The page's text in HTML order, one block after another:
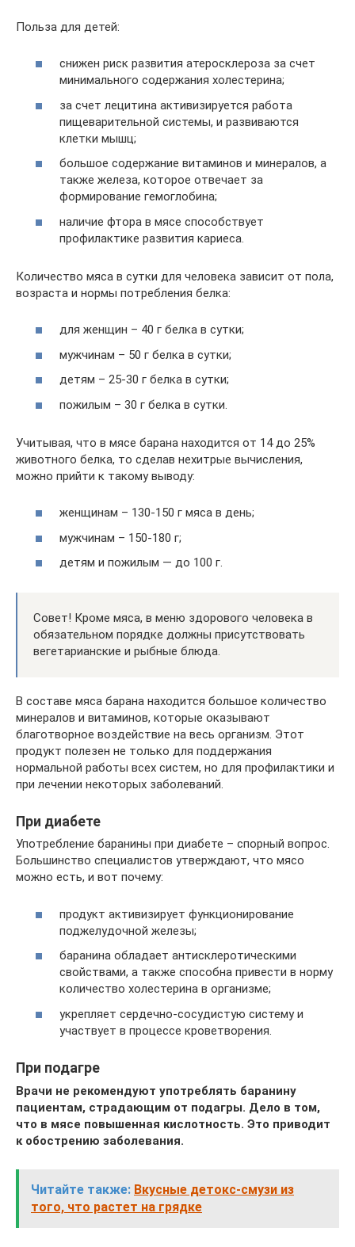
Польза для детей:
снижен риск развития атеросклероза за счет
минимального содержания холестерина;
за счет лецитина активизируется работа
пищеварительной системы, и развиваются
клетки мышц;
большое содержание витаминов и минералов, а
также железа, которое отвечает за
формирование гемоглобина;
наличие фтора в мясе способствует
профилактике развития кариеса.
Количество мяса в сутки для человека зависит от пола,
возраста и нормы потребления белка:
для женщин – 40 г белка в сутки;
мужчинам – 50 г белка в сутки;
детям – 25-30 г белка в сутки;
пожилым – 30 г белка в сутки.
Учитывая, что в мясе барана находится от 14 до 25%
животного белка, то сделав нехитрые вычисления,
можно прийти к такому выводу:
женщинам – 130-150 г мяса в день;
мужчинам – 150-180 г;
детям и пожилым — до 100 г.
Совет! Кроме мяса, в меню здорового человека в
обязательном порядке должны присутствовать
вегетарианские и рыбные блюда.
В составе мяса барана находится большое количество
минералов и витаминов, которые оказывают
благотворное воздействие на весь организм. Этот
продукт полезен не только для поддержания
нормальной работы всех систем, но для профилактики и
при лечении некоторых заболеваний.
При диабете
Употребление баранины при диабете – спорный вопрос.
Большинство специалистов утверждают, что мясо
можно есть, и вот почему:
продукт активизирует функционирование
поджелудочной железы;
баранина обладает антисклеротическими
свойствами, а также способна привести в норму
количество холестерина в организме;
укрепляет сердечно-сосудистую систему и
участвует в процессе кроветворения.
При подагре
Врачи не рекомендуют употреблять баранину
пациентам, страдающим от подагры. Дело в том,
что в мясе повышенная кислотность. Это приводит
к обострению заболевания.
Читайте также: Вкусные детокс-смузи из
того, что растет на грядке